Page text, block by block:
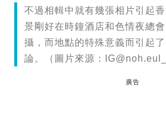
不過相輯中就有幾張相片引起
景剛好在時鐘酒店和色情夜總
攝，而地點的特殊意義而引起
論。（圖片來源：
IG@noh.eul
廣告